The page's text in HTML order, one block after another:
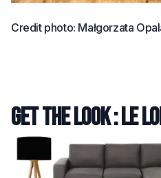
Credit photo: Małgorzata
Get the look : le